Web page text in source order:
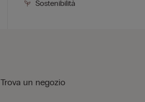
Sostenibilità
Trova un negozio